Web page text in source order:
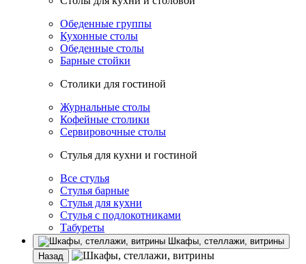
Обеденные группы
Кухонные столы
Обеденные столы
Барные стойки
Столики для гостиной
Журнальные столы
Кофейные столики
Сервировочные столы
Стулья для кухни и гостиной
Все стулья
Стулья барные
Стулья для кухни
Стулья с подлокотниками
Табуреты
Шкафы, стеллажи, витрины
Назад